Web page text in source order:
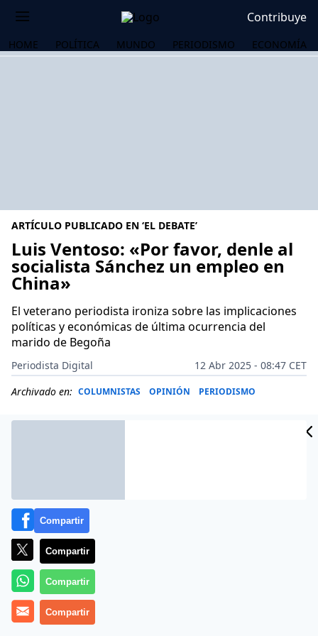
Contribuye
HOME POLÍTICA MUNDO PERIODISMO ECONOMÍA
ARTÍCULO PUBLICADO EN ‘EL DEBATE’
Luis Ventoso: «Por favor, denle al
socialista Sánchez un empleo en
China»
El veterano periodista ironiza sobre las implicaciones
políticas y económicas de última ocurrencia del
marido de Begoña
Periodista Digital
12 Abr 2025 - 08:47 CET
Archivado en: COLUMNISTAS OPINIÓN PERIODISMO
Más información
Compartir
Compartir
Compartir
Compartir